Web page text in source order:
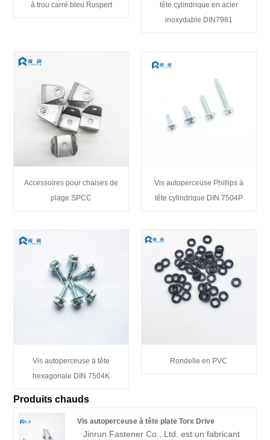
à trou carré bleu Ruspert
tête cylindrique en acier
inoxydable DIN7981
Accessoires pour chaises de
plage SPCC
Vis autoperceuse Phillips à
tête cylindrique DIN 7504P
Vis autoperceuse à tête
hexagonale DIN 7504K
Rondelle en PVC
Produits chauds
Vis autoperceuse à tête plate Torx Drive
Jinrun Fastener Co., Ltd. est un fabricant